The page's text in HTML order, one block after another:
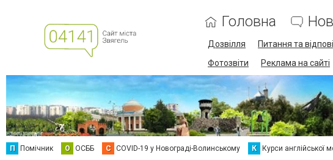
Головна
Дозвілля Питання та
Фотозвіти
Реклама на сайті
П Помічник О ОСББ C COVID-19 у Новограді-Волинському К Курси англійської